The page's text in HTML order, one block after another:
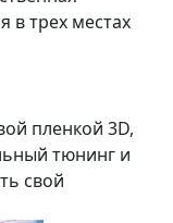
в трех местах
пленкой 3D,
тюнинг и
свой